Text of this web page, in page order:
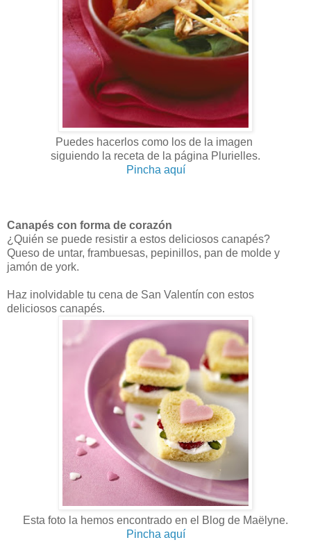
Puedes hacerlos como los de la imagen
siguiendo la receta de la página Plurielles.
Pincha aquí
Canapés con forma de corazón
¿Quién se puede resistir a estos deliciosos canapés?
Queso de untar, frambuesas, pepinillos, pan de molde y
jamón de york.
Haz inolvidable tu cena de San Valentín con estos
deliciosos canapés.
Esta foto la hemos encontrado en el Blog de Maëlyne.
Pincha aquí